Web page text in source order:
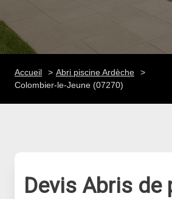
Accueil
Abri piscine Ardèche
Colombier-le-Jeune (07270)
Devis Abris de